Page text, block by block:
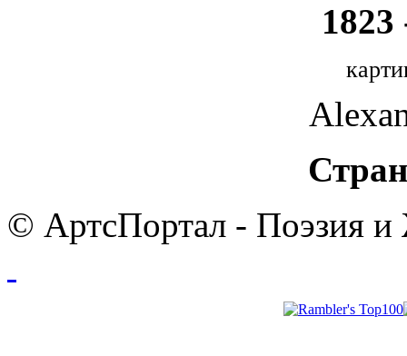
1823
© АртсПортал - Поэзия